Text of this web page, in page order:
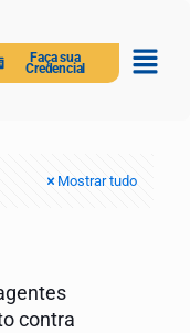
Faça sua
Credencial
Mostrar tudo
contra